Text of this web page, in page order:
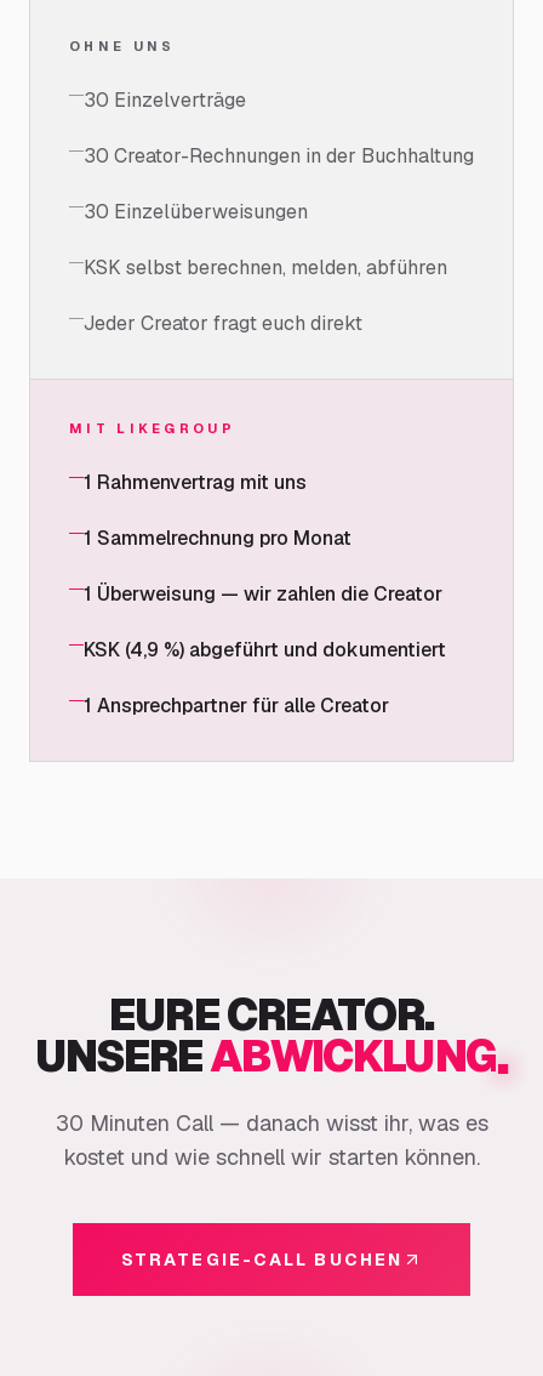
OHNE UNS
30 Einzelverträge
30 Creator-Rechnungen in der Buchhaltung
30 Einzelüberweisungen
KSK selbst berechnen, melden, abführen
Jeder Creator fragt euch direkt
MIT LIKEGROUP
1 Rahmenvertrag mit uns
1 Sammelrechnung pro Monat
1 Überweisung — wir zahlen die Creator
KSK (4,9 %) abgeführt und dokumentiert
1 Ansprechpartner für alle Creator
EURE CREATOR.
UNSEREABWICKLUNG.
30 Minuten Call — danach wisst ihr, was es
kostet und wie schnell wir starten können.
STRATEGIE-CALL BUCHEN